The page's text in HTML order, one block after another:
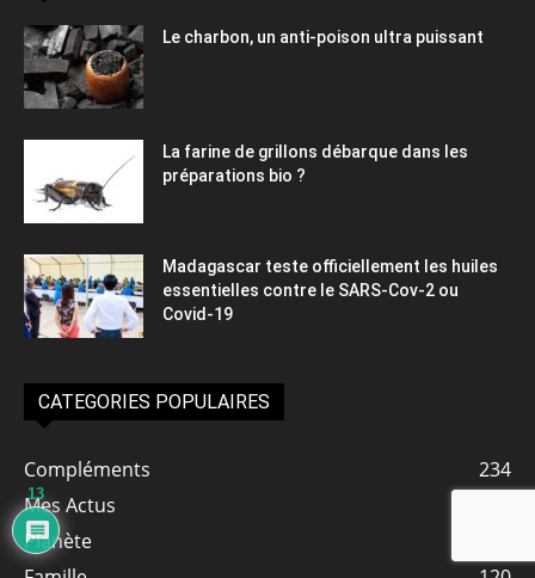
Le charbon, un anti-poison ultra puissant
La farine de grillons débarque dans les
préparations bio ?
Madagascar teste officiellement les huiles
essentielles contre le SARS-Cov-2 ou
Covid-19
CATEGORIES POPULAIRES
Compléments
234
Mes Actus
Planète
13